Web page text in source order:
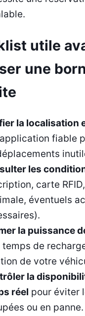
utile
une
la localisation
fiable
les
carte
éventuels
la puissance
temps de
de votre
la
réel pour éviter
ou en panne.